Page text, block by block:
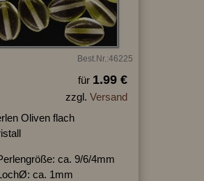
Best.Nr.:46225
für 1.99 €
zzgl. Versand
Oliven flach
ca. 9/6/4mm
ca. 1mm